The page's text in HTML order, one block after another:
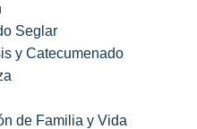
Seglar
y Catecumenado
de Familia y Vida